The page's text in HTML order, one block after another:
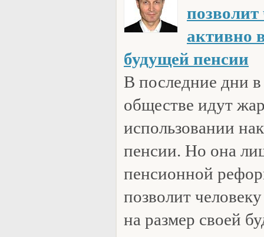
позволит
активно
будущей пенсии
В последние дни в
обществе идут
использовании
пенсии. Но она
пенсионной
позволит
на размер своей